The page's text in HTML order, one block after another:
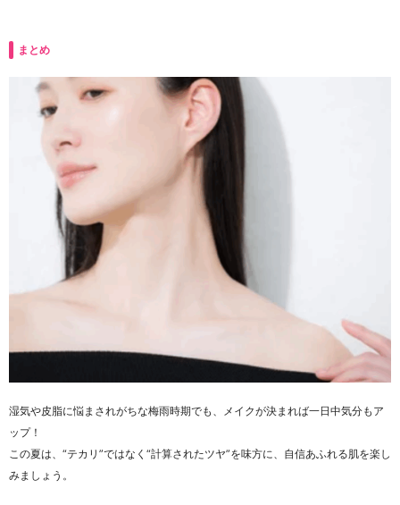
まとめ
湿気や皮脂に悩まされがちな梅雨時期でも、メイクが決まれば一日中気分もア
ップ！
この夏は、“テカリ”ではなく“計算されたツヤ”を味方に、自信あふれる肌を楽し
みましょう。